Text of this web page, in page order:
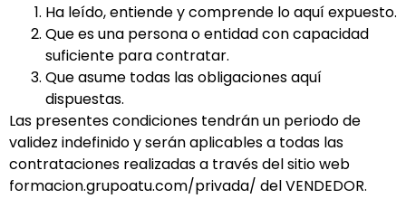
Ha leído, entiende y comprende lo aquí expuesto.
Que es una persona o entidad con capacidad
suficiente para contratar.
Que asume todas las obligaciones aquí
dispuestas.
Las presentes condiciones tendrán un periodo de
validez indefinido y serán aplicables a todas las
contrataciones realizadas a través del sitio web
formacion.grupoatu.com/privada/ del VENDEDOR.